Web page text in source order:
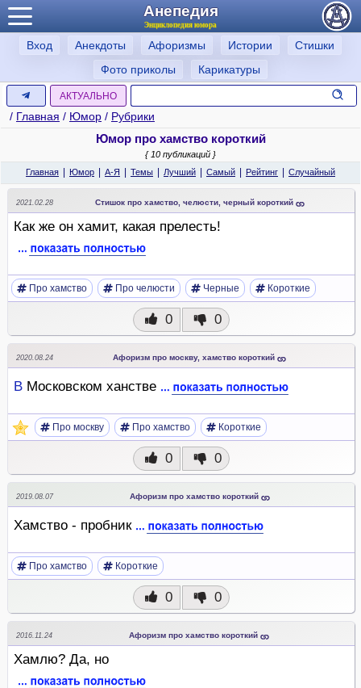
Анепедия
Энциклопедия юмора
Вход Анекдоты Афоризмы Истории
Стишки
Фото приколы
Карикатуры
АКТУАЛЬНО
/ Главная / Юмор / Рубрики
Юмор про хамство короткий
{ 10 публикаций }
Главная
Юмор А-Я Темы Лучший Самый Рейтинг Случайный
2021.02.28 Стишок про хамство, челюсти, черный короткий
Как же он хамит, какая прелесть!
Про хамство Про челюсти Черные Короткие
0 0
2020.08.24 Афоризм про москву, хамство короткий
В Московском ханстве
Про москву Про хамство Короткие
0 0
2019.08.07 Афоризм про хамство короткий
Хамство - пробник
Про хамство Короткие
0 0
2016.11.24 Афоризм про хамство короткий
Хамлю? Да, но